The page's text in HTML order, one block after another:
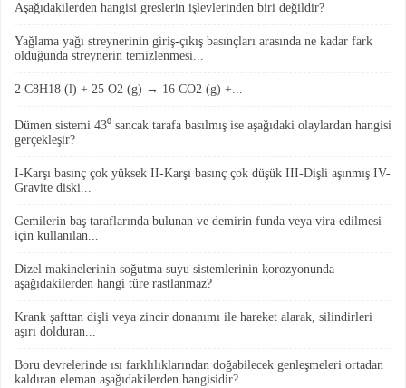
Aşağıdakilerden hangisi greslerin işlevlerinden biri değildir?
Yağlama yağı streynerinin giriş-çıkış basınçları arasında ne kadar fark
olduğunda streynerin temizlenmesi...
2 C8H18 (l) + 25 O2 (g) → 16 CO2 (g) +...
Dümen sistemi 43⁰ sancak tarafa basılmış ise aşağıdaki olaylardan hangisi
gerçekleşir?
I-Karşı basınç çok yüksek II-Karşı basınç çok düşük III-Dişli aşınmış IV-
Gravite diski...
Gemilerin baş taraflarında bulunan ve demirin funda veya vira edilmesi
için kullanılan...
Dizel makinelerinin soğutma suyu sistemlerinin korozyonunda
aşağıdakilerden hangi türe rastlanmaz?
Krank şafttan dişli veya zincir donanımı ile hareket alarak, silindirleri
aşırı dolduran...
Boru devrelerinde ısı farklılıklarından doğabilecek genleşmeleri ortadan
kaldıran eleman aşağıdakilerden hangisidir?